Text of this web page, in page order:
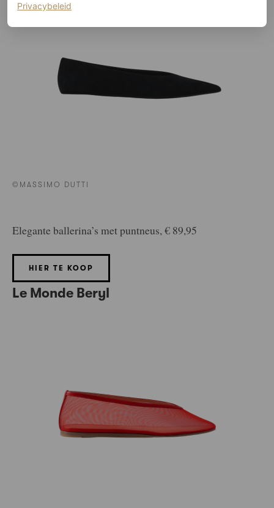
©MASSIMO DUTTI
Elegante ballerina’s met puntneus, € 89,95
HIER TE KOOP
Le Monde Beryl
Privacybeleid